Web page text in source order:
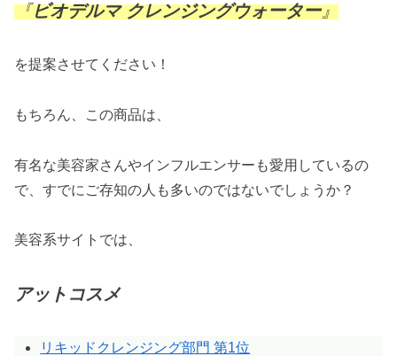
『ビオデルマ クレンジングウォーター』
を提案させてください！
もちろん、この商品は、
有名な美容家さんやインフルエンサーも愛用しているの
で、すでにご存知の人も多いのではないでしょうか？
美容系サイトでは、
アットコスメ
リキッドクレンジング部門 第1位